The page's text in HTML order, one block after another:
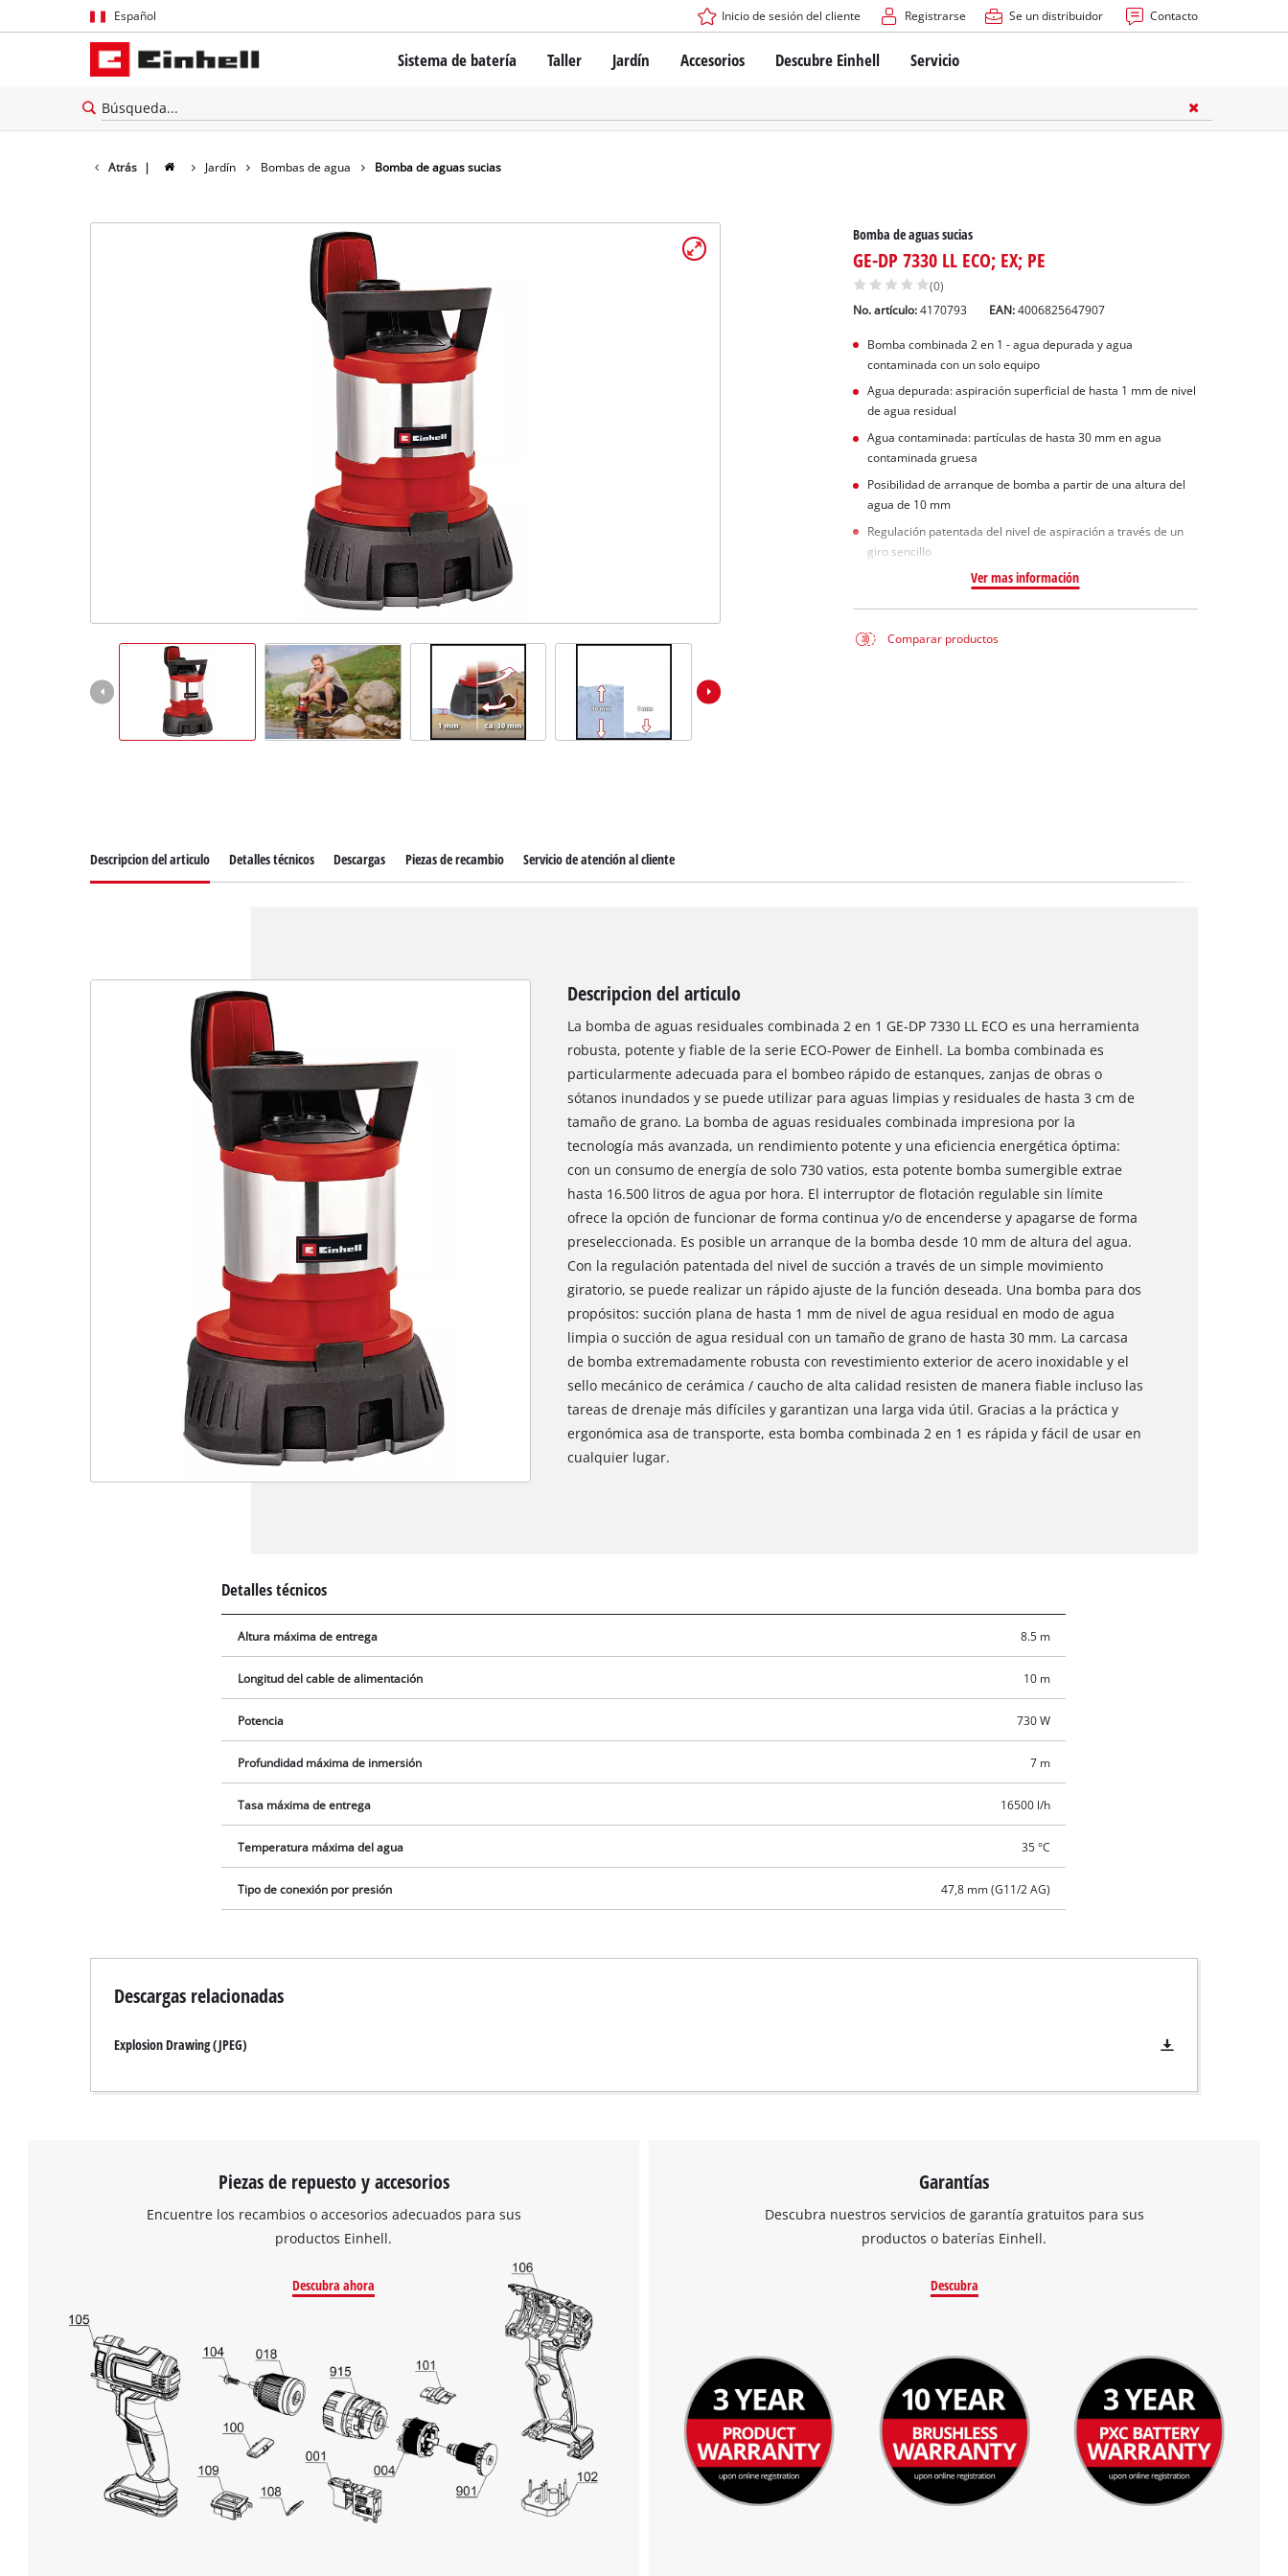
Español
Español
English
Inicio de sesión del cliente Registrarse Se un distribuidor Contacto
Sistema de batería
El sistema de batería Power X-Change
Brushless
cerca de Einhell PROFESSIONAL
Todos los dispositivos PROFESSIONAL
Herramientas eléctricas PROFESSIONAL
Herramientas de jardín PROFESSIONAL
Todos los productos Power X-Change
Herramientas Power X-Change
Herramientas de jardín Power X-Change
Taller
Destornilladores con batería
Martillo perforador
Jardín Accesorios Descubre Einhell Servicio
Atrás | Jardín Bombas de agua Bomba de aguas sucias
Bomba de aguas sucias
GE-DP 7330 LL ECO; EX; PE
(0)
No. artículo: 4170793 EAN:4006825647907
Bomba combinada 2 en 1 - agua depurada y agua
contaminada con un solo equipo
Agua depurada: aspiración superficial de hasta 1 mm de nivel
de agua residual
Agua contaminada: partículas de hasta 30 mm en agua
contaminada gruesa
Posibilidad de arranque de bomba a partir de una altura del
agua de 10 mm
Regulación patentada del nivel de aspiración a través de un
giro sencillo
Ver mas información
Comparar productos
¡Necesitamos su consentimiento para
Powered byUsercentrics Consent
Descripcion del articulo Detalles técnicos Descargas Piezas de recambio Servicio de atención al cliente
Descripcion del articulo
La bomba de aguas residuales combinada 2 en 1 GE-DP 7330 LL ECO es una herramienta
robusta, potente y fiable de la serie ECO-Power de Einhell. La bomba combinada es
particularmente adecuada para el bombeo rápido de estanques, zanjas de obras o
sótanos inundados y se puede utilizar para aguas limpias y residuales de hasta 3 cm de
tamaño de grano. La bomba de aguas residuales combinada impresiona por la
tecnología más avanzada, un rendimiento potente y una eficiencia energética óptima:
con un consumo de energía de solo 730 vatios, esta potente bomba sumergible extrae
hasta 16.500 litros de agua por hora. El interruptor de flotación regulable sin límite
ofrece la opción de funcionar de forma continua y/o de encenderse y apagarse de forma
preseleccionada. Es posible un arranque de la bomba desde 10 mm de altura del agua.
Con la regulación patentada del nivel de succión a través de un simple movimiento
giratorio, se puede realizar un rápido ajuste de la función deseada. Una bomba para dos
propósitos: succión plana de hasta 1 mm de nivel de agua residual en modo de agua
limpia o succión de agua residual con un tamaño de grano de hasta 30 mm. La carcasa
de bomba extremadamente robusta con revestimiento exterior de acero inoxidable y el
sello mecánico de cerámica / caucho de alta calidad resisten de manera fiable incluso las
tareas de drenaje más difíciles y garantizan una larga vida útil. Gracias a la práctica y
ergonómica asa de transporte, esta bomba combinada 2 en 1 es rápida y fácil de usar en
cualquier lugar.
Detalles técnicos
Altura máxima de entrega 8.5 m
Longitud del cable de alimentación 10 m
Potencia 730 W
Profundidad máxima de inmersión 7 m
Tasa máxima de entrega 16500 l/h
Temperatura máxima del agua 35 °C
Tipo de conexión por presión 47,8 mm (G11/2 AG)
Descargas relacionadas
Explosion Drawing (JPEG)
Piezas de repuesto y accesorios
Encuentre los recambios o accesorios adecuados para sus
productos Einhell.
Descubra ahora
Garantías
Descubra nuestros servicios de garantía gratuitos para sus
productos o baterías Einhell.
Descubra